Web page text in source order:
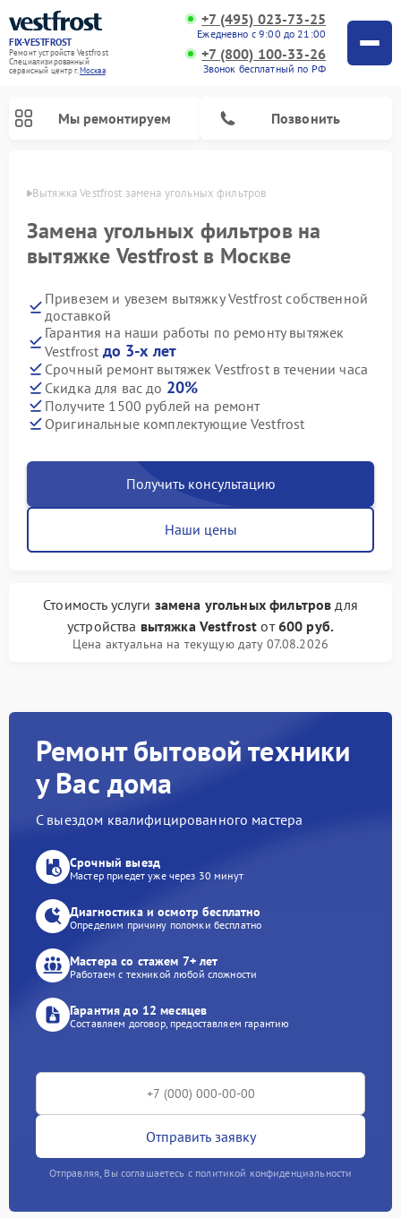
FIX-VESTFROST
Ремонт устройств Vestfrost
Специализированный
cервисный центр г.Москва
+7 (495) 023-73-25
Ежедневно с 9:00 до 21:00
+7 (800) 100-33-26
Звонок бесплатный по РФ
Мы ремонтируем Позвонить
Вытяжка Vestfrost замена угольных фильтров
Замена угольных фильтров на
вытяжке Vestfrost в Москве
Привезем и увезем вытяжку Vestfrost собственной
доставкой
Гарантия на наши работы по ремонту вытяжек
Vestfrost до 3-х лет
Срочный ремонт вытяжек Vestfrost в течении часа
Скидка для вас до 20%
Получите 1500 рублей на ремонт
Оригинальные комплектующие Vestfrost
Получить консультацию
Наши цены
Стоимость услуги замена угольных фильтров для
устройства вытяжка Vestfrost от600 руб.
Цена актуальна на текущую дату 07.08.2026
Ремонт бытовой техники
у Вас дома
С выездом квалифицированного мастера
Срочный выезд
Мастер приедет уже через 30 минут
Диагностика и осмотр бесплатно
Определим причину поломки бесплатно
Мастера со стажем 7+ лет
Работаем с техникой любой сложности
Гарантия до 12 месяцев
Составляем договор, предоставляем гарантию
Отправить заявку
Отправляя, Вы соглашаетесь с политикой конфиденциальности